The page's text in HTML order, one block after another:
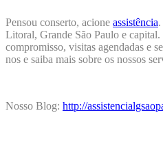
Pensou conserto, acione assistência.
Litoral, Grande São Paulo e capital.
compromisso, visitas agendadas e
nos e saiba mais sobre os nossos
Nosso Blog: http://